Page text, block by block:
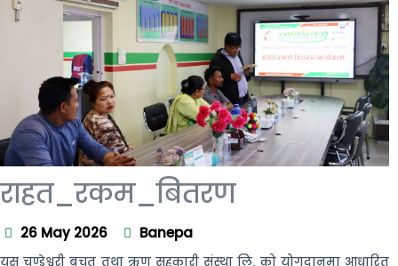
राहत_रकम_बितरण
26 May 2026 Banepa
यस चण्डेश्वरी बचत तथा ऋण सहकारी संस्था लि. को योगदानमा आधारित